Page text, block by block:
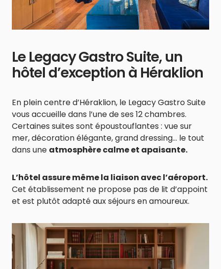
Le Legacy Gastro Suite, un
hôtel d’exception à Héraklion
En plein centre d’Héraklion, le Legacy Gastro Suite
vous accueille dans l’une de ses 12 chambres.
Certaines suites sont époustouflantes : vue sur
mer, décoration élégante, grand dressing… le tout
dans une atmosphère calme et apaisante.
L’hôtel assure même la liaison avec l’aéroport.
Cet établissement ne propose pas de lit d’appoint
et est plutôt adapté aux séjours en amoureux.